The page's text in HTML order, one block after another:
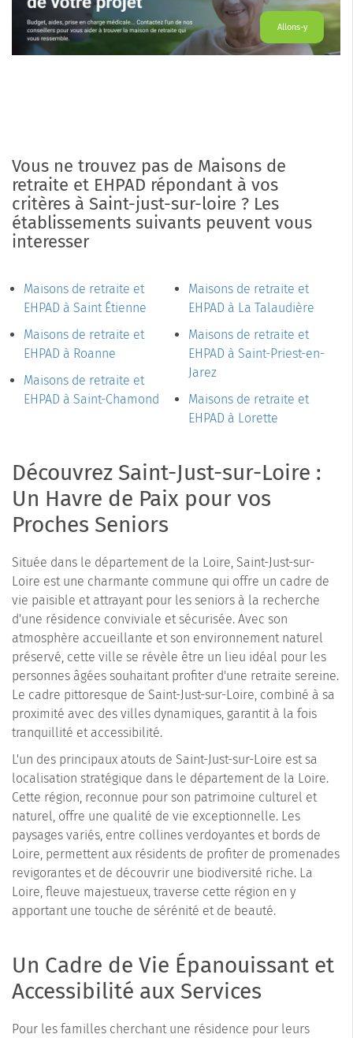
Allons-y
Vous ne trouvez pas de Maisons de
retraite et EHPAD répondant à vos
critères à Saint-just-sur-loire ? Les
établissements suivants peuvent vous
interesser
Maisons de retraite et
EHPAD à Saint Étienne
Maisons de retraite et
EHPAD à Roanne
Maisons de retraite et
EHPAD à Saint-Chamond
Maisons de retraite et
EHPAD à La Talaudière
Maisons de retraite et
EHPAD à Saint-Priest-en-
Jarez
Maisons de retraite et
EHPAD à Lorette
Découvrez Saint-Just-sur-Loire :
Un Havre de Paix pour vos
Proches Seniors
Située dans le département de la Loire, Saint-Just-sur-
Loire est une charmante commune qui offre un cadre de
vie paisible et attrayant pour les seniors à la recherche
d'une résidence conviviale et sécurisée. Avec son
atmosphère accueillante et son environnement naturel
préservé, cette ville se révèle être un lieu idéal pour les
personnes âgées souhaitant profiter d'une retraite sereine.
Le cadre pittoresque de Saint-Just-sur-Loire, combiné à sa
proximité avec des villes dynamiques, garantit à la fois
tranquillité et accessibilité.
L'un des principaux atouts de Saint-Just-sur-Loire est sa
localisation stratégique dans le département de la Loire.
Cette région, reconnue pour son patrimoine culturel et
naturel, offre une qualité de vie exceptionnelle. Les
paysages variés, entre collines verdoyantes et bords de
Loire, permettent aux résidents de profiter de promenades
revigorantes et de découvrir une biodiversité riche. La
Loire, fleuve majestueux, traverse cette région en y
apportant une touche de sérénité et de beauté.
Un Cadre de Vie Épanouissant et
Accessibilité aux Services
Pour les familles cherchant une résidence pour leurs